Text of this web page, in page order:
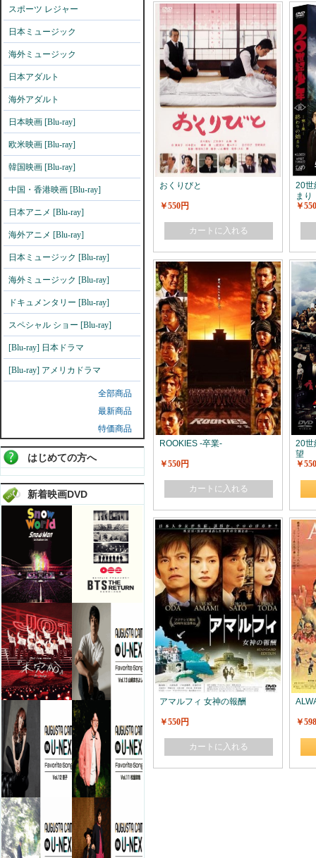
スポーツ レジャー
日本ミュージック
海外ミュージック
日本アダルト
海外アダルト
日本映画 [Blu-ray]
欧米映画 [Blu-ray]
韓国映画 [Blu-ray]
中国・香港映画 [Blu-ray]
日本アニメ [Blu-ray]
海外アニメ [Blu-ray]
日本ミュージック [Blu-ray]
海外ミュージック [Blu-ray]
ドキュメンタリー [Blu-ray]
スペシャル ショー [Blu-ray]
[Blu-ray] 日本ドラマ
[Blu-ray] アメリカドラマ
全部商品
最新商品
特価商品
はじめての方へ
新着映画DVD
おくりびと
￥550円
カートに入れる
20世
まり
￥
ROOKIES -卒業-
￥550円
カートに入れる
20世
望
￥
アマルフィ 女神の報酬
￥550円
カートに入れる
￥